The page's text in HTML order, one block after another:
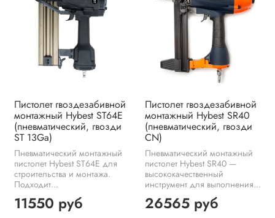
Пистолет гвоздезабивной
монтажный Hybest ST64E
(пневматический, гвозди
ST 13Ga)
Пневматический монтажный
пистолет Hybest ST64E для
строительства и монтажа.
Подходит...
11550 руб
Пистолет гвоздезабивной
монтажный Hybest SR40
(пневматический, гвозди
CN)
Пневматический монтажный
пистолет Hybest SR40 —
высококачественный
инструмент для выполнения...
26565 руб